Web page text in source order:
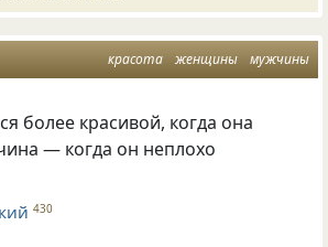
красота женщины мужчины
более красивой, когда она
— когда он неплохо
430